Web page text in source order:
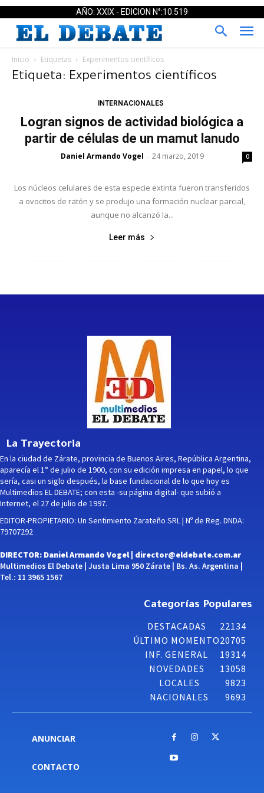
AÑO: XXIX - EDICION N°:10.519
Inicio Etiquetas Experimentos científicos
Etiqueta: Experimentos científicos
INTERNACIONALES
Logran signos de actividad biológica a
partir de células de un mamut lanudo
Daniel Armando Vogel - 24 marzo, 2019 0
Los núcleos celulares de esta especie extinta fueron transferidos
a ovocitos de ratón y se produjo una formación nuclear parcial,
aunque no alcanzó la...
Leer más
La Trayectoria
En la ciudad de Zárate, provincia de Buenos Aires, República Argentina,
aparecía el 1° de julio de 1900, con su edición impresa en papel, lo que
sería, casi un siglo después, la base fundacional de lo que hoy es
Multimedios EL DEBATE; con esta -su página digital- que subió a
Internet, el 27 de julio de 1997.
EDITOR-PROPIETARIO: Un Sentimiento Zarateño SRL | Nº de Reg. DNDA:
79707292
DIRECTOR: Daniel Armando Vogel | director@eldebate.com.ar
Multimedios El Debate | Justa Lima 950 Zárate | Bs. As. Argentina |
Tel.: 11 3965 1567
Categorías Populares
DESTACADAS
22134
ÚLTIMO MOMENTO20705
INF. GENERAL
19314
NOVEDADES
13058
LOCALES
9823
NACIONALES
9693
ANUNCIAR
CONTACTO